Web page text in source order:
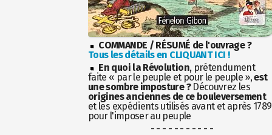
COMMANDE / RÉSUMÉ de l'ouvrage ?
Tous les détails en CLIQUANT ICI !
En quoi la Révolution, prétendument
faite « par le peuple et pour le peuple »,est
une sombre imposture ?Découvrez les
origines anciennes de ce bouleversement
et les expédients utilisés avant et après 1789
pour l'imposer au peuple
- - - - - - - - - - -